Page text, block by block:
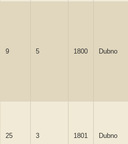
9 5 1800 Dubno
25 3 1801 Dubno